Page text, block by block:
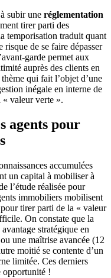
subir une réglementation
tirer parti des
temporisation traduit quant
de se faire dépasser
garde permet aux
auprès des clients en
qui fait l’objet d’une
inégale en interne de
« valeur verte ».
agents pour
accumulées
un capital à mobiliser à
l’étude réalisée pour
immobiliers mobilisent
pour tirer parti de la « valeur
On constate que la
stratégique en
une maîtrise avancée (12
moitié se contente d’un
limitée. Ces derniers
opportunité !